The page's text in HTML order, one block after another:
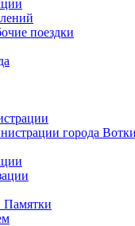
поездки
города
Памятки